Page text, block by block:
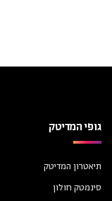
גופי המדיטק
תיאטרון המדיטק
סינמטק חולון